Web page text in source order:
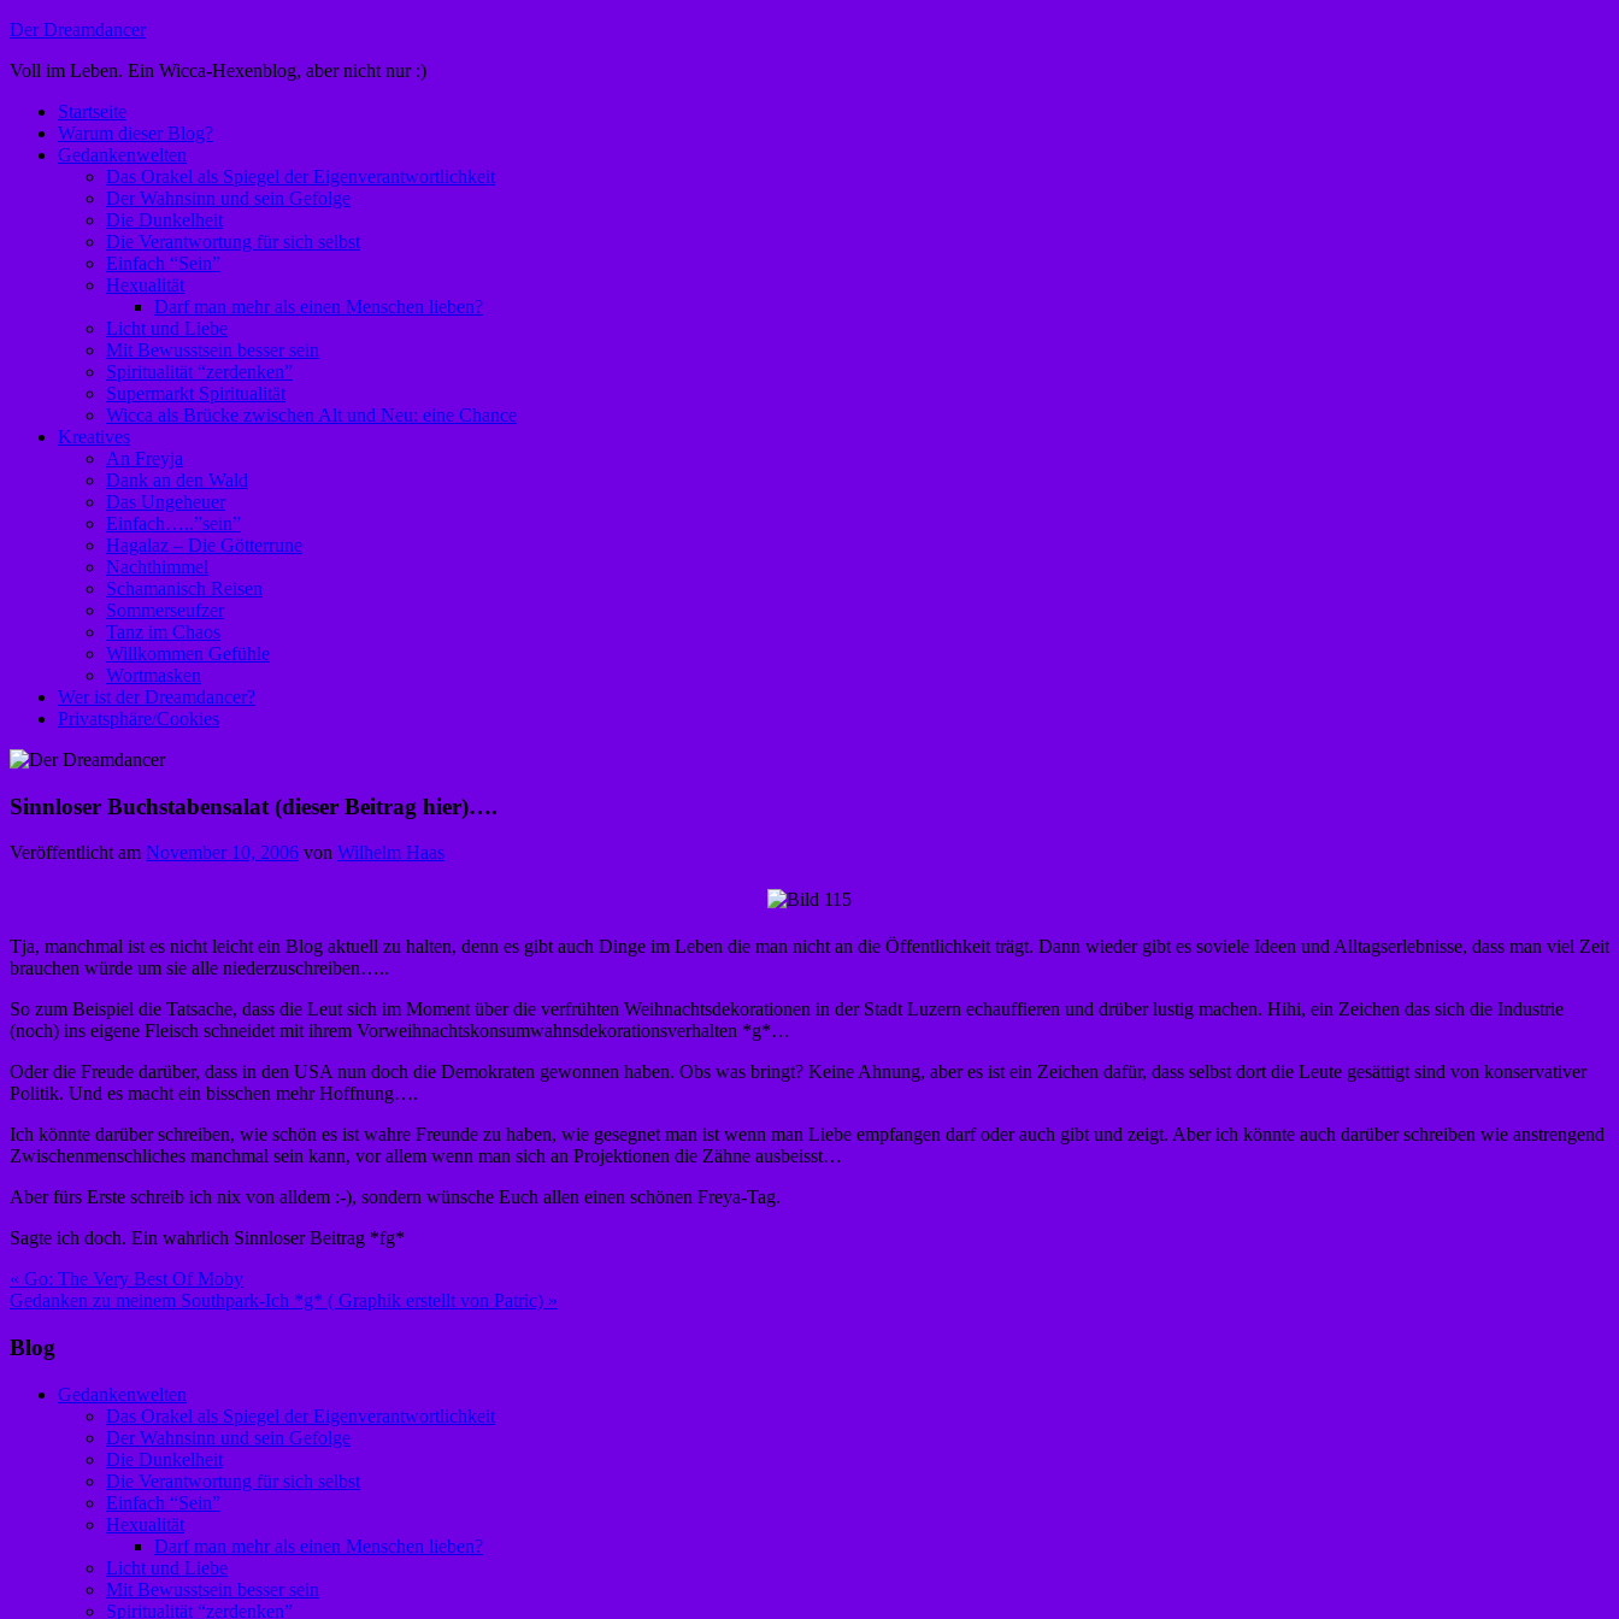
Zum
springen
Der Dreamdancer
Voll im Leben. Ein Wicca-Hexenblog, aber nicht nur :)
Startseite
Warum dieser Blog?
Gedankenwelten
Das Orakel als Spiegel der Eigenverantwortlichkeit
Der Wahnsinn und sein Gefolge
Die Dunkelheit
Die Verantwortung für sich selbst
Einfach “Sein”
Hexualität
Darf man mehr als einen Menschen lieben?
Licht und Liebe
Mit Bewusstsein besser sein
Spiritualität “zerdenken”
Supermarkt Spiritualität
Wicca als Brücke zwischen Alt und Neu: eine Chance
Kreatives
An Freyja
Dank an den Wald
Das Ungeheuer
Einfach…..”sein”
Hagalaz – Die Götterrune
Nachthimmel
Schamanisch Reisen
Sommerseufzer
Tanz im Chaos
Willkommen Gefühle
Wortmasken
Wer ist der Dreamdancer?
Privatsphäre/Cookies
Sinnloser Buchstabensalat (dieser Beitrag hier)….
Veröffentlicht am November 10, 2006 von Wilhelm Haas
Tja, manchmal ist es nicht leicht ein Blog aktuell zu halten, denn es gibt auch Dinge im Leben die man nicht an die Öffentlichkeit trägt. Dann wieder gibt es soviele Ideen und Alltagserlebnisse, dass man viel Zeit
brauchen würde um sie alle niederzuschreiben…..
So zum Beispiel die Tatsache, dass die Leut sich im Moment über die verfrühten Weihnachtsdekorationen in der Stadt Luzern echauffieren und drüber lustig machen. Hihi, ein Zeichen das sich die Industrie
(noch) ins eigene Fleisch schneidet mit ihrem Vorweihnachtskonsumwahnsdekorationsverhalten *g*…
Oder die Freude darüber, dass in den USA nun doch die Demokraten gewonnen haben. Obs was bringt? Keine Ahnung, aber es ist ein Zeichen dafür, dass selbst dort die Leute gesättigt sind von konservativer
Politik. Und es macht ein bisschen mehr Hoffnung….
Ich könnte darüber schreiben, wie schön es ist wahre Freunde zu haben, wie gesegnet man ist wenn man Liebe empfangen darf oder auch gibt und zeigt. Aber ich könnte auch darüber schreiben wie anstrengend
Zwischenmenschliches manchmal sein kann, vor allem wenn man sich an Projektionen die Zähne ausbeisst…
Aber fürs Erste schreib ich nix von alldem :-), sondern wünsche Euch allen einen schönen Freya-Tag.
Sagte ich doch. Ein wahrlich Sinnloser Beitrag *fg*
Beitragsnavigation
« Go: The Very Best Of Moby
Gedanken zu meinem Southpark-Ich *g* ( Graphik erstellt von Patric) »
Blog
Gedankenwelten
Das Orakel als Spiegel der Eigenverantwortlichkeit
Der Wahnsinn und sein Gefolge
Die Dunkelheit
Die Verantwortung für sich selbst
Einfach “Sein”
Hexualität
Darf man mehr als einen Menschen lieben?
Licht und Liebe
Mit Bewusstsein besser sein
Spiritualität “zerdenken”